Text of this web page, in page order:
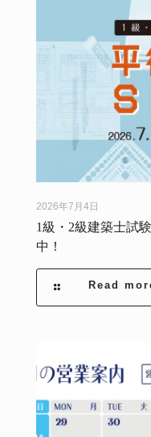
2026年7月4日
1級・2級建築士試
中！
Read